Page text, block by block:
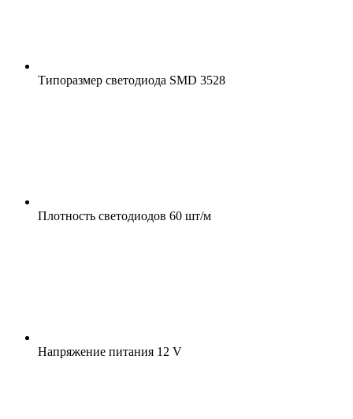
Типоразмер светодиода SMD 3528
Плотность светодиодов 60 шт/м
Напряжение питания 12 V